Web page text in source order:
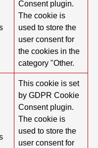
Consent plugin.
The cookie is
used to store the
user consent for
the cookies in the
category "Other.
This cookie is set
by GDPR Cookie
Consent plugin.
The cookie is
used to store the
user consent for